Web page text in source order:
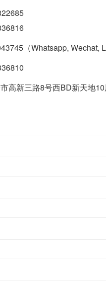
（Whatsapp, Wechat,
高新三路8号西BD新天地